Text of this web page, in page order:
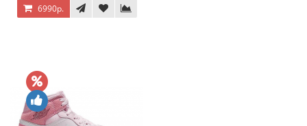
6990р.